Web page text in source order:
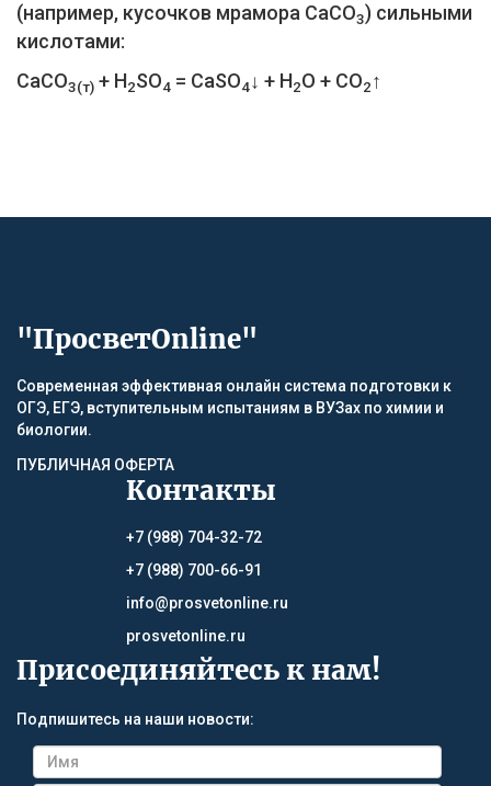
(например, кусочков мрамора СаСO3) сильными
кислотами:
СаСO3(т) + H2SO4 = CaSO4↓ + Н2O + CO2↑
"ПросветOnline"
Современная эффективная онлайн система подготовки к
ОГЭ, ЕГЭ, вступительным испытаниям в ВУЗах по химии и
биологии.
ПУБЛИЧНАЯ ОФЕРТА
Контакты
+7 (988) 704-32-72
+7 (988) 700-66-91
info@prosvetonline.ru
prosvetonline.ru
Присоединяйтесь к нам!
Подпишитесь на наши новости: